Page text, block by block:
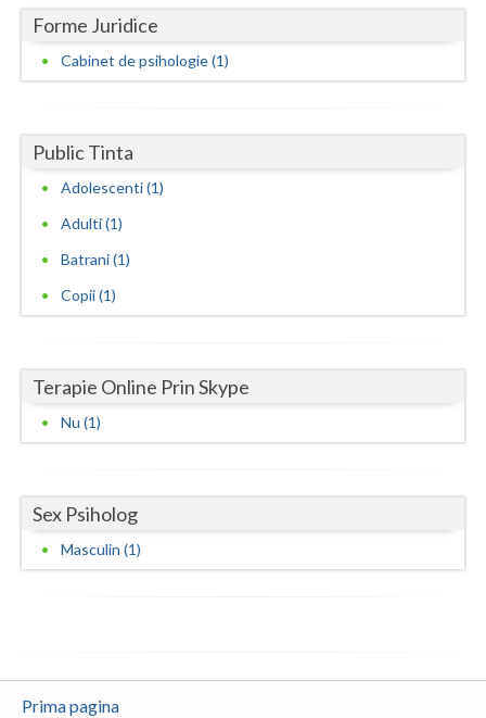
Prahova
Sibiu
Timis
Valcea
Vaslui
Forme Juridice
Cabinet de psihologie (1)
Public Tinta
Adolescenti (1)
Adulti (1)
Batrani (1)
Copii (1)
Terapie Online Prin Skype
Nu (1)
Sex Psiholog
Masculin (1)
Prima pagina